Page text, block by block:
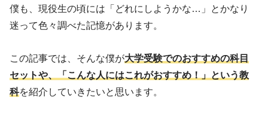
僕も、現役生の頃には「どれにしようかな…」とかなり
迷って色々調べた記憶があります。
この記事では、そんな僕が大学受験でのおすすめの科目
セットや、「こんな人にはこれがおすすめ！」という教
科を紹介していきたいと思います。